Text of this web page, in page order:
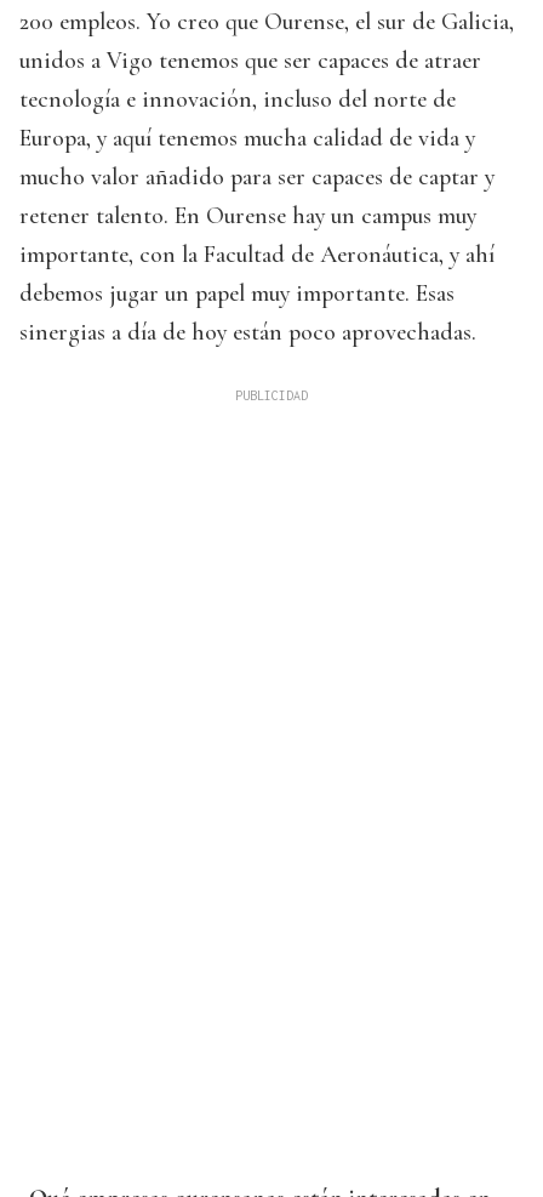
200 empleos. Yo creo que Ourense, el sur de Galicia,
unidos a Vigo tenemos que ser capaces de atraer
tecnología e innovación, incluso del norte de
Europa, y aquí tenemos mucha calidad de vida y
mucho valor añadido para ser capaces de captar y
retener talento. En Ourense hay un campus muy
importante, con la Facultad de Aeronáutica, y ahí
debemos jugar un papel muy importante. Esas
sinergias a día de hoy están poco aprovechadas.